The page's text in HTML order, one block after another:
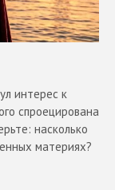
интерес к
спроецирована
насколько
материях?